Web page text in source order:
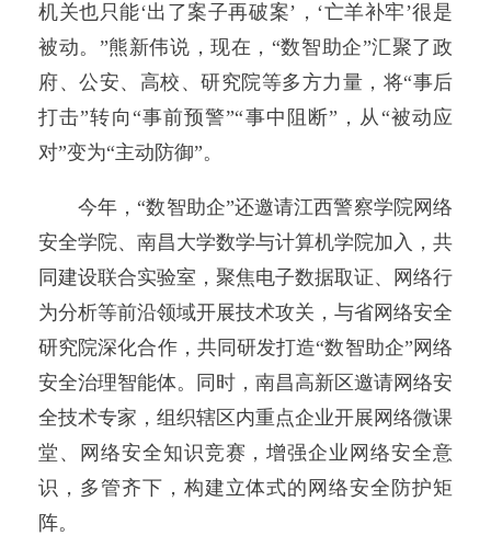
机关也只能‘出了案子再破案’，‘亡羊补牢’很是
被动。”熊新伟说，现在，“数智助企”汇聚了政
府、公安、高校、研究院等多方力量，将“事后
打击”转向“事前预警”“事中阻断”，从“被动应
对”变为“主动防御”。
今年，“数智助企”还邀请江西警察学院网络
安全学院、南昌大学数学与计算机学院加入，共
同建设联合实验室，聚焦电子数据取证、网络行
为分析等前沿领域开展技术攻关，与省网络安全
研究院深化合作，共同研发打造“数智助企”网络
安全治理智能体。同时，南昌高新区邀请网络安
全技术专家，组织辖区内重点企业开展网络微课
堂、网络安全知识竞赛，增强企业网络安全意
识，多管齐下，构建立体式的网络安全防护矩
阵。